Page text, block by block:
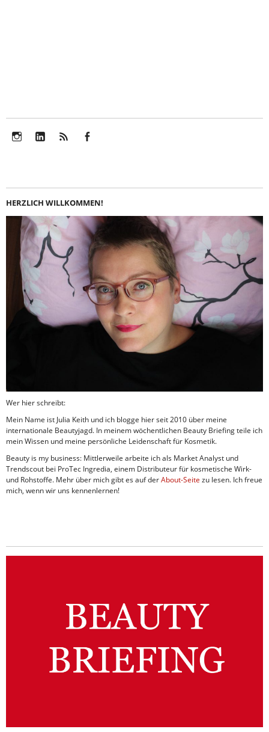
HERZLICH WILLKOMMEN!
Wer hier schreibt:
Mein Name ist Julia Keith und ich blogge hier seit 2010 über meine
internationale Beautyjagd. In meinem wöchentlichen Beauty Briefing teile ich
mein Wissen und meine persönliche Leidenschaft für Kosmetik.
Beauty is my business: Mittlerweile arbeite ich als Market Analyst und
Trendscout bei ProTec Ingredia, einem Distributeur für kosmetische Wirk-
und Rohstoffe. Mehr über mich gibt es auf derAbout-Seite zu lesen. Ich freue
mich, wenn wir uns kennenlernen!